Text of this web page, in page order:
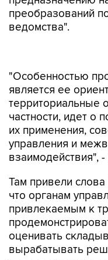
преобразований
ведомства".
территориальные
частности, идет о
их применения,
управления и
взаимодействия",
Там привели
привлекаемым к
оценивать
вырабатывать
управление ими в
меняющейся